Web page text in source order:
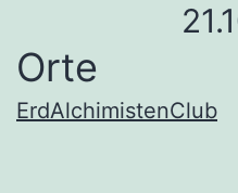
Orte
ErdAlchimistenClub